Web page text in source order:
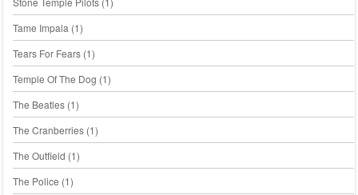
Tame Impala (1)
Tears For Fears(1)
Temple Of The Dog (1)
The Beatles(1)
The Cranberries(1)
The Outfield (1)
The Police (1)